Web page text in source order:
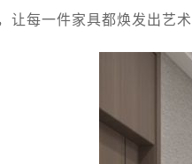
让每一件家具都焕发出艺术